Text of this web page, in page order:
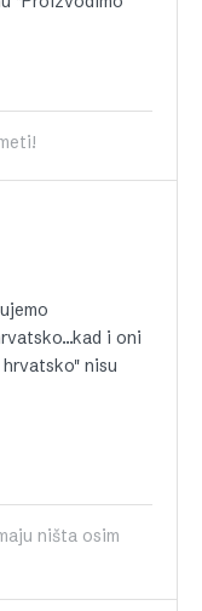
i oni
nisu
ništa osim